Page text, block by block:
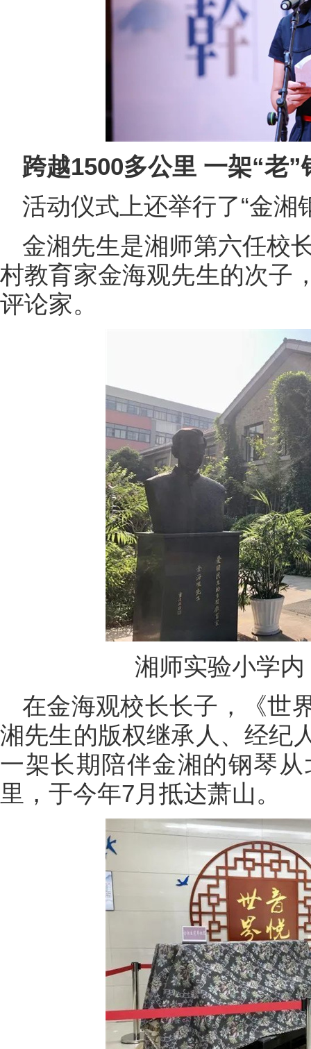
跨越1500多公里 一架“老
活动仪式上还举行了“金湘
金湘先生是湘师第六任校
村教育家金海观先生的次子
评论家。
湘师实验小学
在金海观校长长子，《世
湘先生的版权继承人、经纪
一架长期陪伴金湘的钢琴
里，于今年7月抵达萧山。